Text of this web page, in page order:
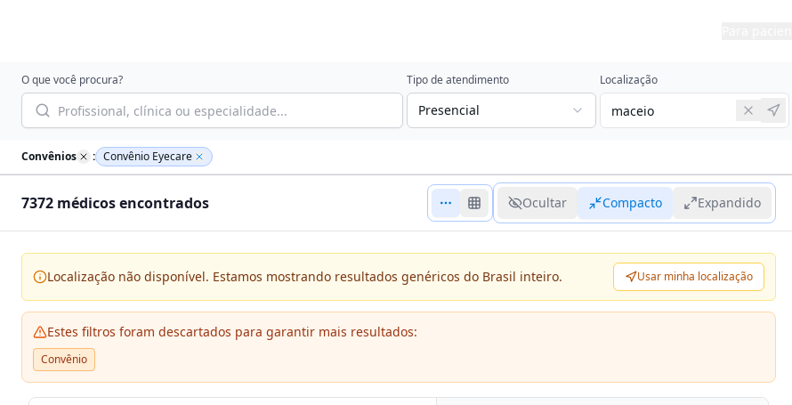
O que você procura? Tipo de atendimento
Presencial
Localização
Convênios : Convênio Eyecare
7372 médicosencontrados Ocultar Compacto Expandido
Localização não disponível. Estamos mostrando resultados genéricos do Brasil inteiro. Usar minha localização
Estes filtros foram descartados para garantir mais resultados:
Convênio